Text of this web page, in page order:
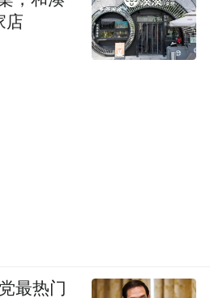
店
最热门